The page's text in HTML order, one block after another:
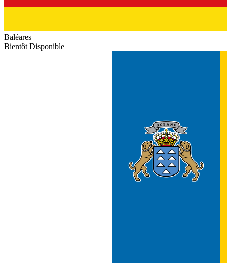
Baléares
Bientôt Disponible